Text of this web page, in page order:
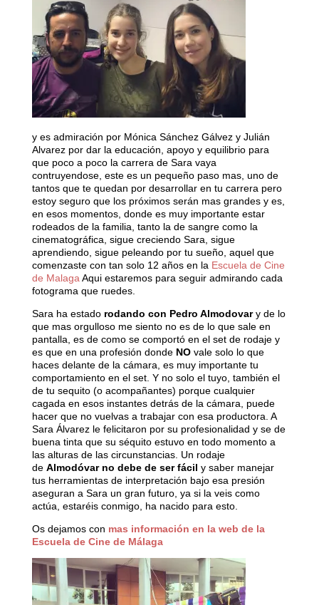
y es admiración por Mónica Sánchez Gálvezy Julián
Alvarezpor dar la educación, apoyo y equilibrio para
que poco a poco la carrera de Sara vaya
contruyendose, este es un pequeño paso mas, uno de
tantos que te quedan por desarrollar en tu carrera pero
estoy seguro que los próximos serán mas grandes y es,
en esos momentos, donde es muy importante estar
rodeados de la familia, tanto la de sangre como la
cinematográfica, sigue creciendo Sara, sigue
aprendiendo, sigue peleando por tu sueño, aquel que
comenzaste con tan solo 12 años en la Escuela de Cine
de Malaga Aqui estaremos para seguir admirando cada
fotograma que ruedes.
Sara ha estado rodando con Pedro Almodovary de lo
que mas orgulloso me siento no es de lo que sale en
pantalla, es de como se comportó en el set de rodaje y
es que en una profesión donde NO vale solo lo que
haces delante de la cámara, es muy importante tu
comportamiento en el set. Y no solo el tuyo, también el
de tu sequito (o acompañantes) porque cualquier
cagada en esos instantes detrás de la cámara, puede
hacer que no vuelvas a trabajar con esa productora. A
Sara Álvarez le felicitaron por su profesionalidad y se de
buena tinta que su séquito estuvo en todo momento a
las alturas de las circunstancias. Un rodaje
de Almodóvar no debe de ser fácil y saber manejar
tus herramientas de interpretación bajo esa presión
aseguran a Sara un gran futuro, ya si la veis como
actúa, estaréis conmigo, ha nacido para esto.
Os dejamos con mas información en la web de la
Escuela de Cine de Málaga